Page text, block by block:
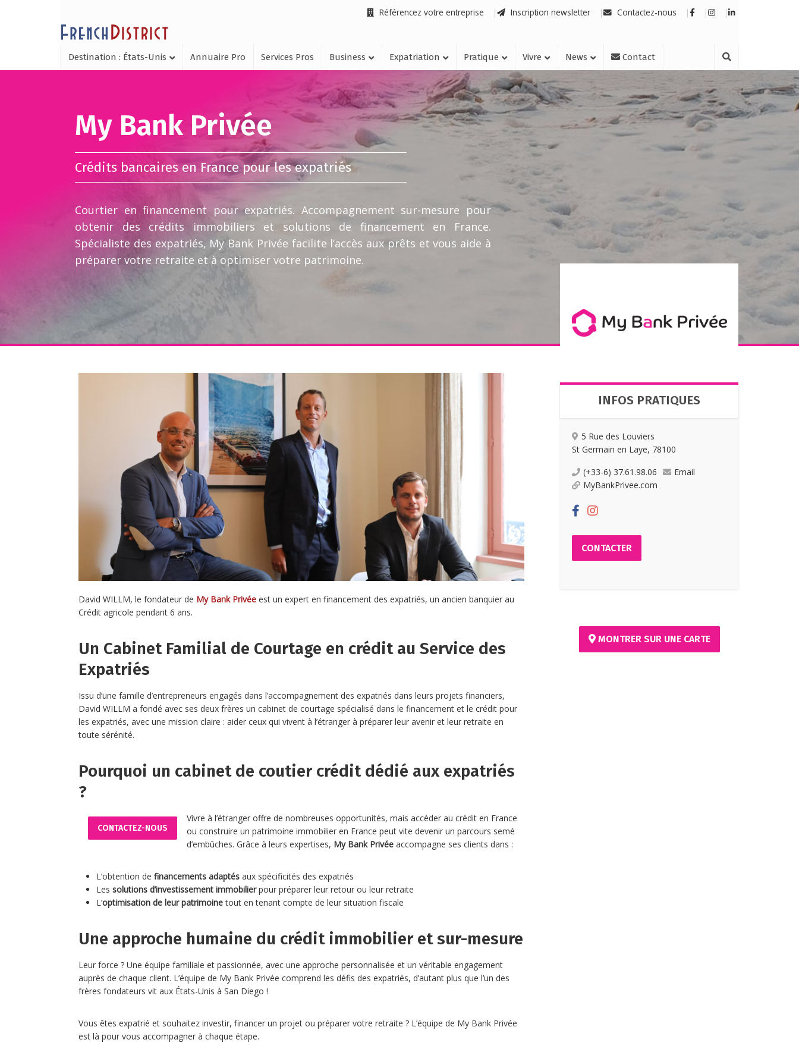
Référencez votre entreprise Inscription newsletter Contactez-nous
Destination : États-Unis Annuaire Pro Services Pros Business Expatriation Pratique Vivre News Contact
My Bank Privée
Crédits bancaires en France pour les expatriés
Courtier en financement pour expatriés. Accompagnement sur-mesure pour
obtenir des crédits immobiliers et solutions de financement en France.
Spécialiste des expatriés, My Bank Privée facilite l’accès aux prêts et vous aide à
préparer votre retraite et à optimiser votre patrimoine.
David WILLM, le fondateur de My Bank Privée est un expert en financement des expatriés, un ancien banquier au
Crédit agricole pendant 6 ans.
Un Cabinet Familial de Courtage en crédit au Service des
Expatriés
Issu d’une famille d’entrepreneurs engagés dans l’accompagnement des expatriés dans leurs projets financiers,
David WILLM a fondé avec ses deux frères un cabinet de courtage spécialisé dans le financement et le crédit pour
les expatriés, avec une mission claire : aider ceux qui vivent à l’étranger à préparer leur avenir et leur retraite en
toute sérénité.
Pourquoi un cabinet de coutier crédit dédié aux expatriés
?
CONTACTEZ-NOUS
Vivre à l’étranger offre de nombreuses opportunités, mais accéder au crédit en France
ou construire un patrimoine immobilier en France peut vite devenir un parcours semé
d’embûches. Grâce à leurs expertises, My Bank Privée accompagne ses clients dans :
L’obtention de financements adaptés aux spécificités des expatriés
Les solutions d’investissement immobilierpour préparer leur retour ou leur retraite
L’optimisation de leur patrimoinetout en tenant compte de leur situation fiscale
Une approche humaine du crédit immobilier et sur-mesure
Leur force ? Une équipe familiale et passionnée, avec une approche personnalisée et un véritable engagement
auprès de chaque client. L’équipe de My Bank Privée comprend les défis des expatriés, d’autant plus que l’un des
frères fondateurs vit aux États-Unis à San Diego !
Vous êtes expatrié et souhaitez investir, financer un projet ou préparer votre retraite ? L’équipe de My Bank Privée
est là pour vous accompagner à chaque étape.
INFOS PRATIQUES
5 Rue des Louviers
St Germain en Laye, 78100
(+33-6) 37.61.98.06
Email
MyBankPrivee.com
CONTACTER
MONTRER SUR UNE CARTE